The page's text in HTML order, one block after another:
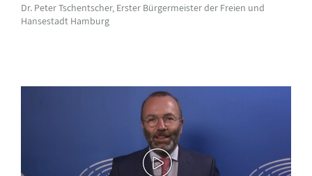
Dr. Peter Tschentscher, Erster Bürgermeister der Freien und
Hansestadt Hamburg